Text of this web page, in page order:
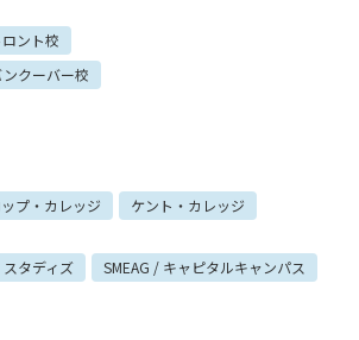
ント校
クーバー校
プ・カレッジ
ケント・カレッジ
タディズ
SMEAG / キャピタルキャンパス